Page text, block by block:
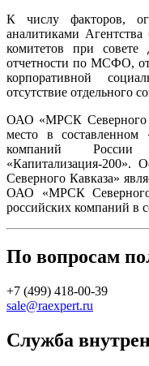
К числу факторов,
аналитиками
комитетов при совете
отчетности по МСФО,
корпоративной
отсутствие отдельного
ОАО «МРСК Северного
место в
компаний
«Капитализация-
Северного Кавказа»
ОАО «МРСК
российских компаний в
По вопросам
+7 (499) 418-00-39
sale@raexpert.ru
Служба